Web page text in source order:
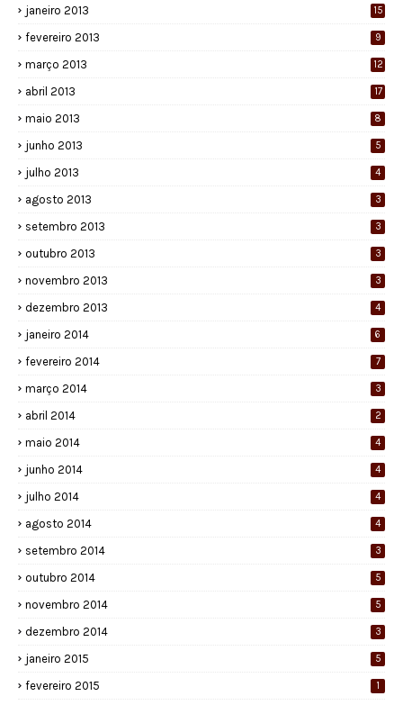
janeiro 2013 15
fevereiro 2013 9
março 2013 12
abril 2013 17
maio 2013 8
junho 2013 5
julho 2013 4
agosto 2013 3
setembro 2013 3
outubro 2013 3
novembro 2013 3
dezembro 2013 4
janeiro 2014 6
fevereiro 2014 7
março 2014 3
abril 2014 2
maio 2014 4
junho 2014 4
julho 2014 4
agosto 2014 4
setembro 2014 3
outubro 2014 5
novembro 2014 5
dezembro 2014 3
janeiro 2015 5
fevereiro 2015 1